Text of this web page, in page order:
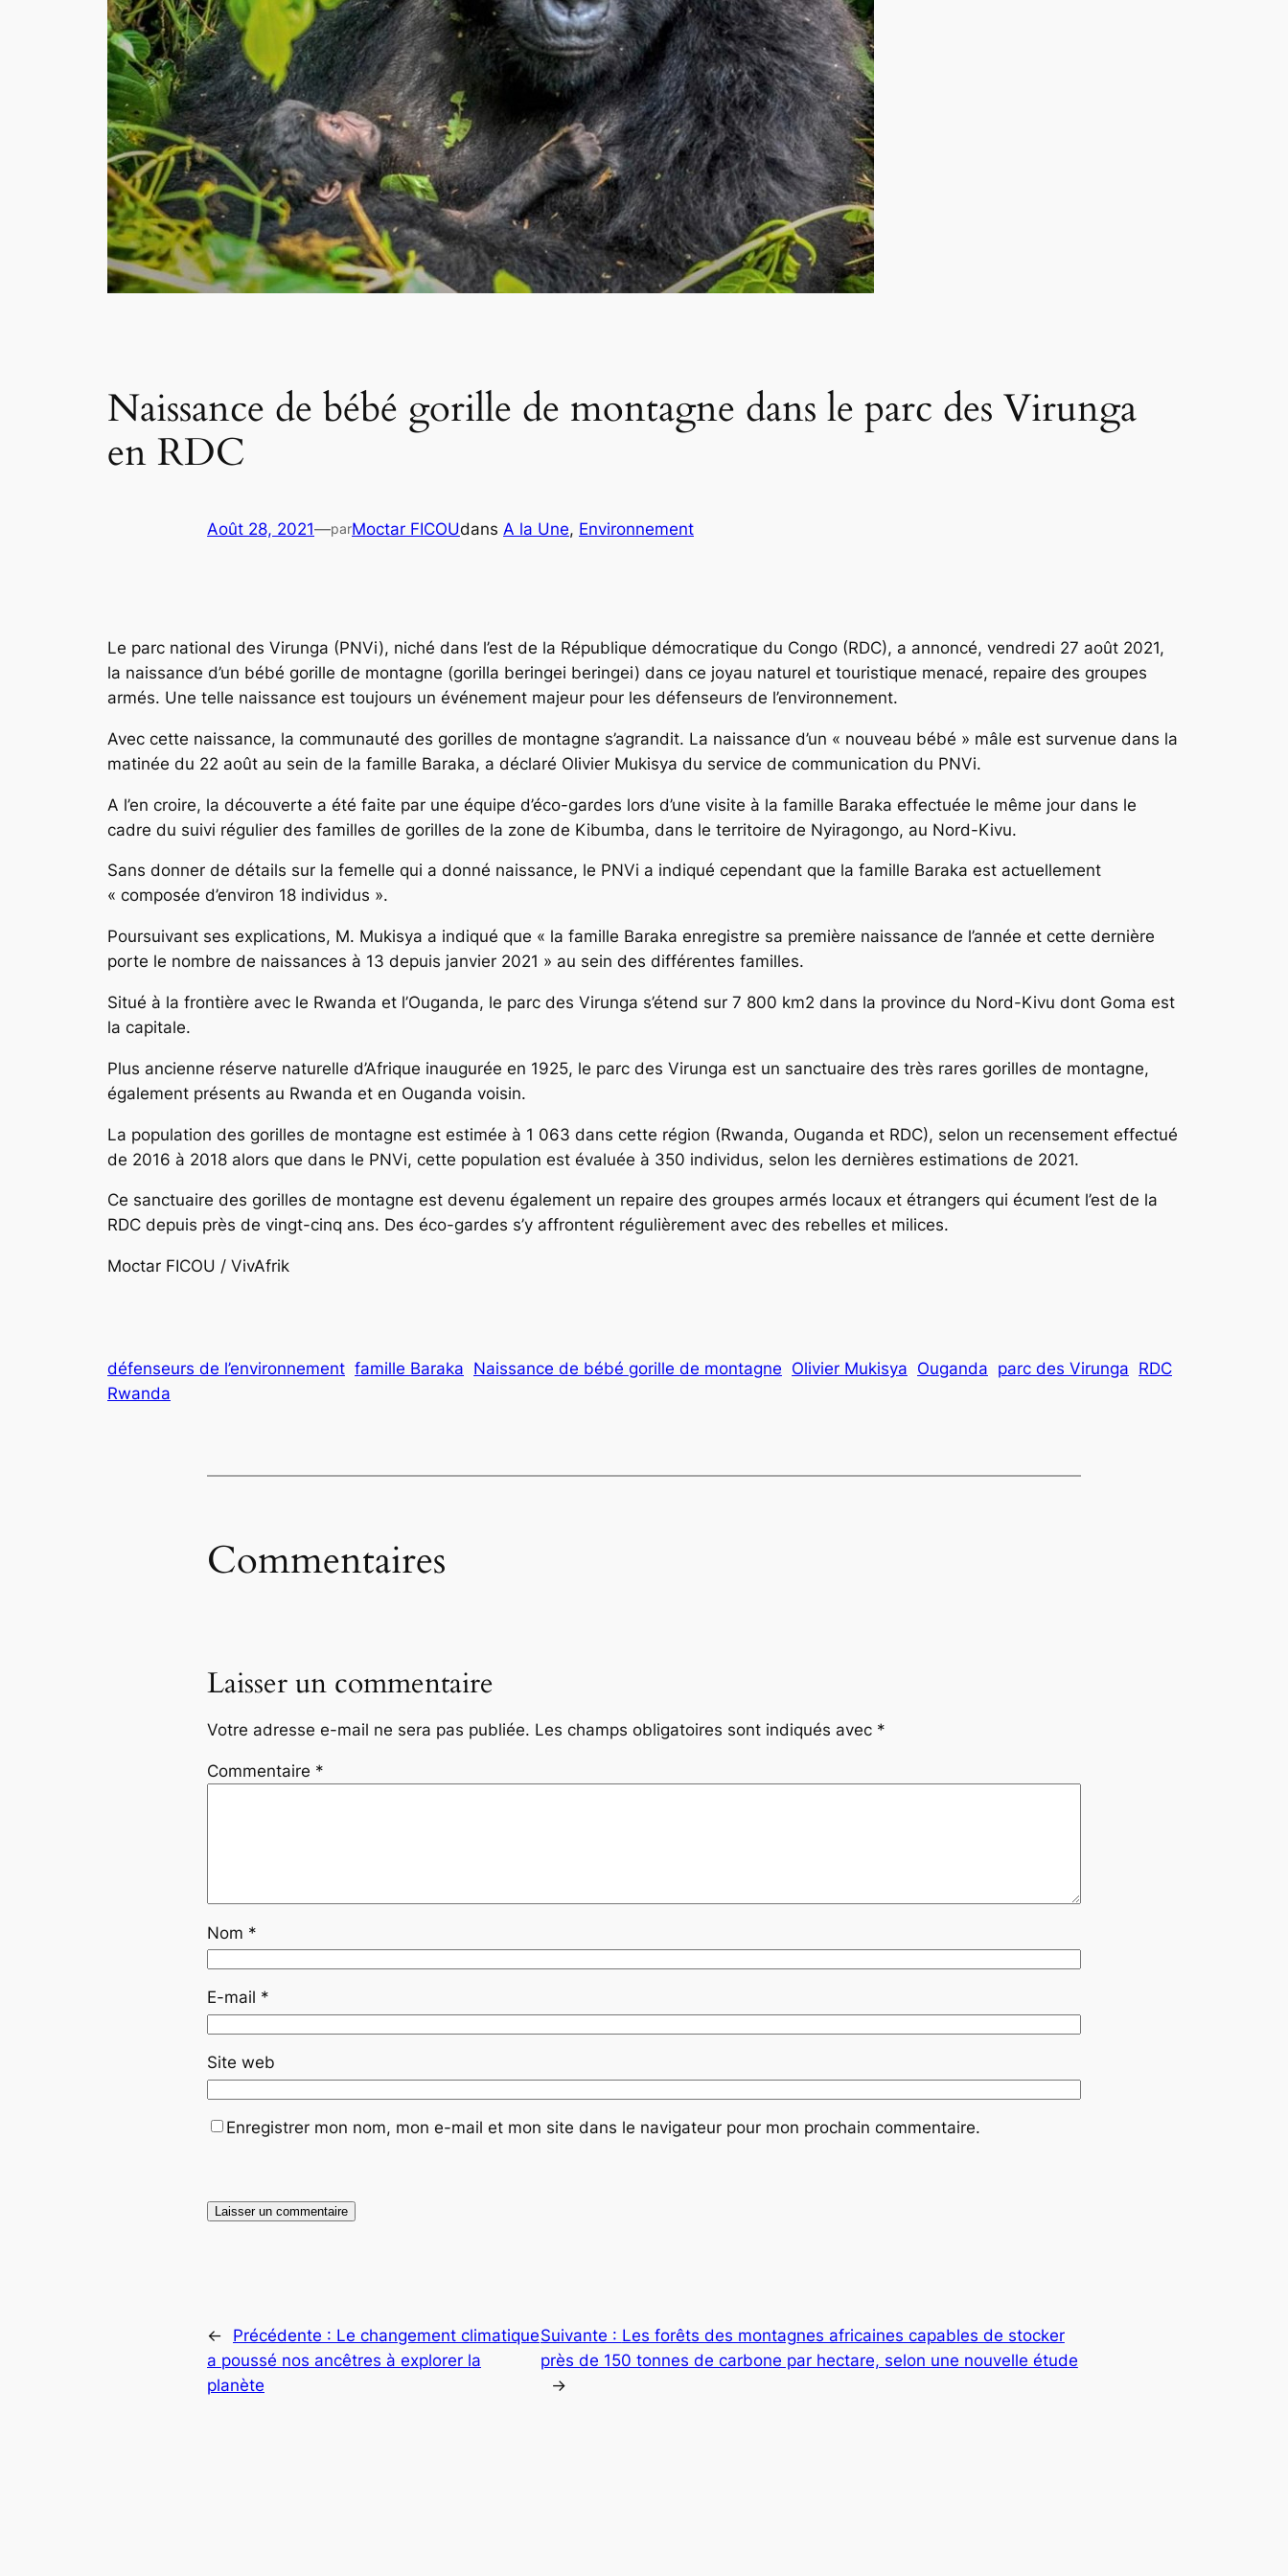
Naissance de bébé gorille de montagne dans le parc des Virunga
en RDC
Août 28, 2021—parMoctar FICOUdans A la Une, Environnement
Le parc national des Virunga (PNVi), niché dans l’est de la République démocratique du Congo (RDC), a annoncé, vendredi 27 août 2021,
la naissance d’un bébé gorille de montagne (gorilla beringei beringei) dans ce joyau naturel et touristique menacé, repaire des groupes
armés. Une telle naissance est toujours un événement majeur pour les défenseurs de l’environnement.
Avec cette naissance, la communauté des gorilles de montagne s’agrandit. La naissance d’un « nouveau bébé » mâle est survenue dans la
matinée du 22 août au sein de la famille Baraka, a déclaré Olivier Mukisya du service de communication du PNVi.
A l’en croire, la découverte a été faite par une équipe d’éco-gardes lors d’une visite à la famille Baraka effectuée le même jour dans le
cadre du suivi régulier des familles de gorilles de la zone de Kibumba, dans le territoire de Nyiragongo, au Nord-Kivu.
Sans donner de détails sur la femelle qui a donné naissance, le PNVi a indiqué cependant que la famille Baraka est actuellement
« composée d’environ 18 individus ».
Poursuivant ses explications, M. Mukisya a indiqué que « la famille Baraka enregistre sa première naissance de l’année et cette dernière
porte le nombre de naissances à 13 depuis janvier 2021 » au sein des différentes familles.
Situé à la frontière avec le Rwanda et l’Ouganda, le parc des Virunga s’étend sur 7 800 km2 dans la province du Nord-Kivu dont Goma est
la capitale.
Plus ancienne réserve naturelle d’Afrique inaugurée en 1925, le parc des Virunga est un sanctuaire des très rares gorilles de montagne,
également présents au Rwanda et en Ouganda voisin.
La population des gorilles de montagne est estimée à 1 063 dans cette région (Rwanda, Ouganda et RDC), selon un recensement effectué
de 2016 à 2018 alors que dans le PNVi, cette population est évaluée à 350 individus, selon les dernières estimations de 2021.
Ce sanctuaire des gorilles de montagne est devenu également un repaire des groupes armés locaux et étrangers qui écument l’est de la
RDC depuis près de vingt-cinq ans. Des éco-gardes s’y affrontent régulièrement avec des rebelles et milices.
Moctar FICOU / VivAfrik
défenseurs de l’environnement famille Baraka Naissance de bébé gorille de montagne Olivier Mukisya Ouganda parc des Virunga RDC
Rwanda
Commentaires
Laisser un commentaire
Votre adresse e-mail ne sera pas publiée. Les champs obligatoires sont indiqués avec *
Commentaire *
Nom *
E-mail *
Site web
Enregistrer mon nom, mon e-mail et mon site dans le navigateur pour mon prochain commentaire.
← Précédente : Le changement climatique
a poussé nos ancêtres à explorer la
planète
Suivante : Les forêts des montagnes africaines capables de stocker
près de 150 tonnes de carbone par hectare, selon une nouvelle étude
→